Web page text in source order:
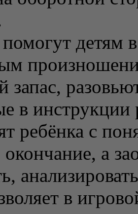
детям
запас,
в инструкции
ребёнка с
а
в